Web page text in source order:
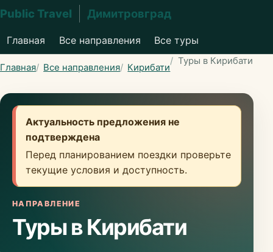
Public Travel Димитровград
Главная Все направления Все туры
Главная Все направления Кирибати
Туры в Кирибати
Актуальность предложения не
подтверждена
Перед планированием поездки проверьте
текущие условия и доступность.
НАПРАВЛЕНИЕ
Туры в Кирибати